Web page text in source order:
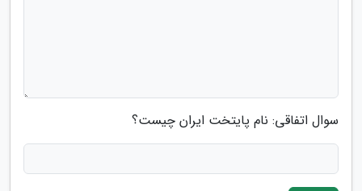
سوال اتفاقی: نام پایتخت ایران چیست؟